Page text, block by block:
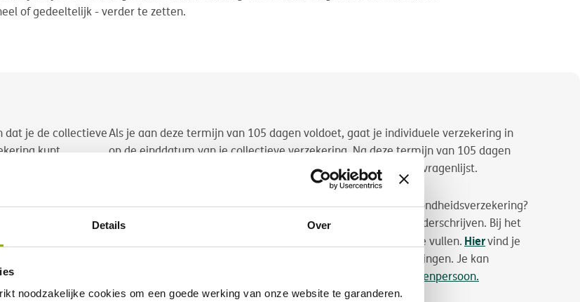
Details Over
noodzakelijke cookies om een goede werking van onze website te garanderen.
of gedeeltelijk - verder te zetten.
dat je de collectieve
kunt
voorwaarden
basis
of via e-mail
Als je aan deze termijn van 105 dagen voldoet, gaat je individuele verzekering in
op de einddatum van je collectieve verzekering. Na deze termijn van 105 dagen
vervalt het recht op individuele voortzetting zonder medische vragenlijst.
Ben jeminder dan twee jaar aangeslotengeweest in een gezondheidsverzekering?
Dan kan je één van onze verzekeringsproducten individueel onderschrijven. Bij het
afsluiten zal je gevraagd worden een medische vragenlijst in te vullen. Hiervind je
meer informatie over onze verschillende gezondheidsverzekeringen. Je kan
contact opnemen met DKV of met je tussenpersoon.